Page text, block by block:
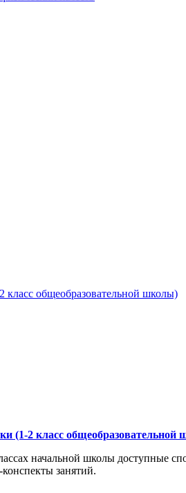
класс общеобразовательной школы)
(1-2 класс
начальной школы доступные
занятий.